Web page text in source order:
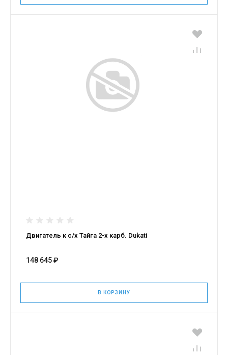
Двигатель к с/х Тайга 2-х карб. Dukati
148 645 ₽
В КОРЗИНУ